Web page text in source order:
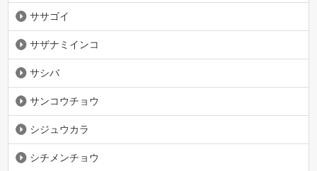
ササゴイ
サザナミインコ
サシバ
サンコウチョウ
シジュウカラ
シチメンチョウ